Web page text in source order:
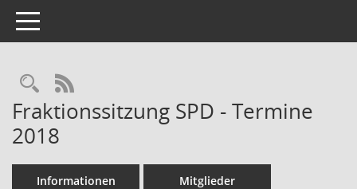
Toggle navigation
RSS-Feed
Fraktionssitzung SPD - Termine
2018
Informationen Mitglieder